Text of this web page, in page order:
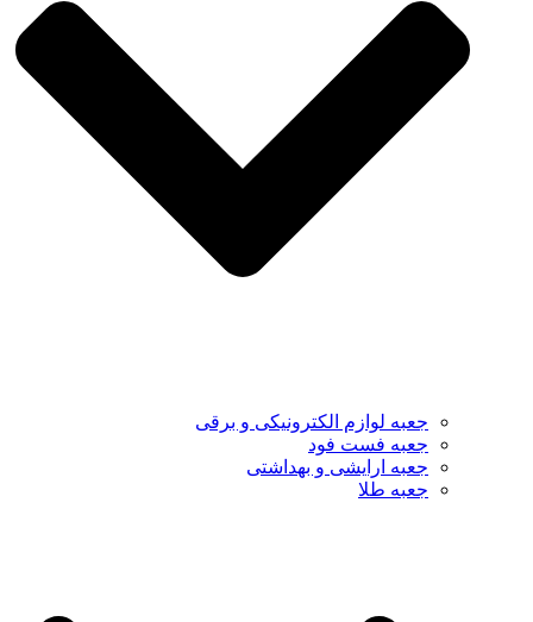
جعبه لوازم الکترونیکی و برقی
جعبه فست فود
جعبه ارایشی و بهداشتی
جعبه طلا